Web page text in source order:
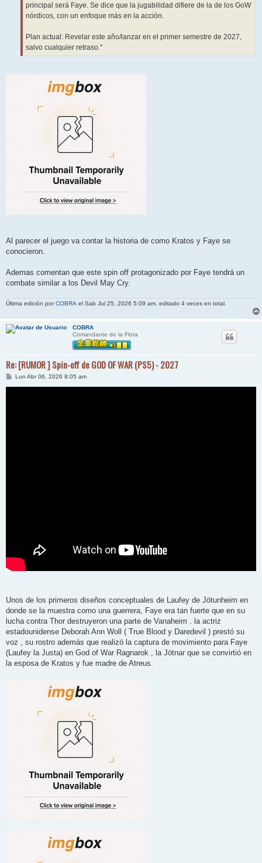
principal será Faye. Se dice que la jugabilidad difiere de la de los GoW
nórdicos, con un enfoque más en la acción.
Plan actual: Revelar este año/lanzar en el primer semestre de 2027,
salvo cualquier retraso."
Al parecer el juego va contar la historia de como Kratos y Faye se
conocieron.
Ademas comentan que este spin off protagonizado por Faye tendrá un
combate similar a los Devil May Cry.
Última edición porCOBRA el Sab Jul 25, 2026 5:09 am, editado 4 veces en total.
COBRA
Comandante de la Flota
Re: [RUMOR ] Spin-off de GOD OF WAR (PS5) - 2027
MLun Abr 06, 2026 8:05 am
Unos de los primeros diseños conceptuales de Laufey de Jötunheim en
donde se la muestra como una guerrera, Faye era tan fuerte que en su
lucha contra Thor destruyeron una parte de Vanaheim . la actriz
estadounidense Deborah Ann Woll ( True Blood y Daredevil ) prestó su
voz , su rostro además que realizó la captura de movimiento para Faye
(Laufey la Justa) en God of War Ragnarok , la Jötnar que se convirtió en
la esposa de Kratos y fue madre de Atreus.